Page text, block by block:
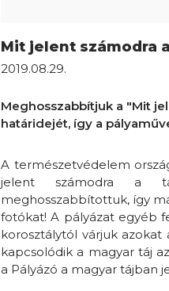
Mit jelent számodra
2019.08.29.
Meghosszabbítjuk a "Mit
határidejét, így a
A természetvédelem
jelent számodra a
meghosszabbítottuk, így
fotókat! A pályázat egyéb
korosztálytól várjuk
kapcsolódik a magyar táj
a Pályázó a magyar tájban